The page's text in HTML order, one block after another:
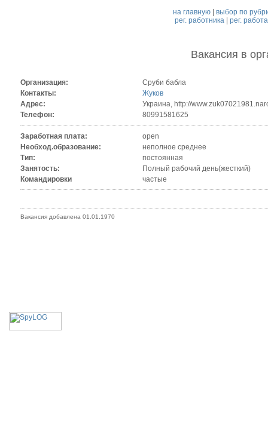
на главную |выбор по
рег. работника| рег.
Вакансия в
Организация:
Сруби бабла
Контакты:
Жуков
Адрес:
Украина, http://
Телефон:
80991581625
Заработная плата:
open
Необход.образование:
неполное среднее
Тип:
постоянная
Занятость:
Полный рабочий день(жесткий)
Командировки
частые
Вакансия добавлена 01.01.1970